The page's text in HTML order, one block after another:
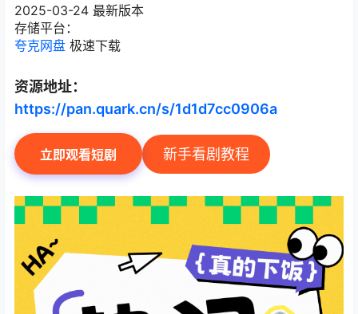
2025-03-24 最新版本
存储平台：
夸克网盘 极速下载
资源地址：
https://pan.quark.cn/s/1d1d7cc0906a
立即观看短剧 新手看剧教程